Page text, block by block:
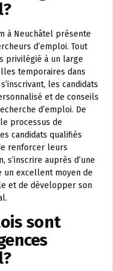
à Neuchâtel présente
d’emploi. Tout
privilégié à un large
temporaires dans
les candidats
et de conseils
d’emploi. De
processus de
candidats qualifiés
renforcer leurs
s’inscrire auprès d’une
un excellent moyen de
et de développer son
sont